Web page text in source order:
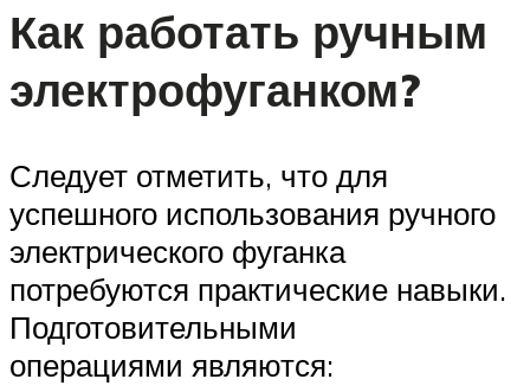
Как работать ручным
электрофуганком?
Следует отметить, что для
успешного использования ручного
электрического фуганка
потребуются практические навыки.
Подготовительными
операциями являются: